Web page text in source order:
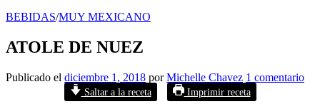
BEBIDAS/MUY MEXICANO
ATOLE DE NUEZ
Publicado el diciembre 1, 2018 porMichelle Chavez 1 comentario
Saltar a la receta Imprimir receta